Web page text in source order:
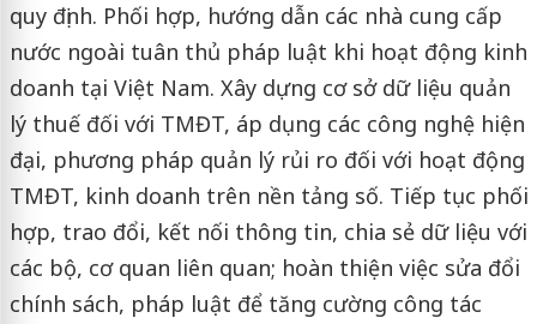
quy định. Phối hợp, hướng dẫn các nhà cung cấp
nước ngoài tuân thủ pháp luật khi hoạt động kinh
doanh tại Việt Nam. Xây dựng cơ sở dữ liệu quản
lý thuế đối với TMĐT, áp dụng các công nghệ hiện
đại, phương pháp quản lý rủi ro đối với hoạt động
TMĐT, kinh doanh trên nền tảng số. Tiếp tục phối
hợp, trao đổi, kết nối thông tin, chia sẻ dữ liệu với
các bộ, cơ quan liên quan; hoàn thiện việc sửa đổi
chính sách, pháp luật để tăng cường công tác